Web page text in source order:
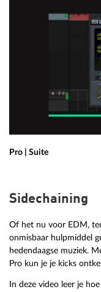
Pro | Suite
Sidechaining
Of het nu voor EDM,
onmisbaar hulpmiddel
hedendaagse muziek.
Pro kun je je kicks
In deze video leer je